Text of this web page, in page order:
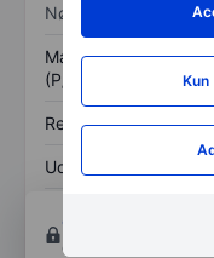
Nøgletal
Markedsværdi/
(P/S)
Resultat pr. aktie
Udbytte pr. aktie
Opret konto
for
og analyse